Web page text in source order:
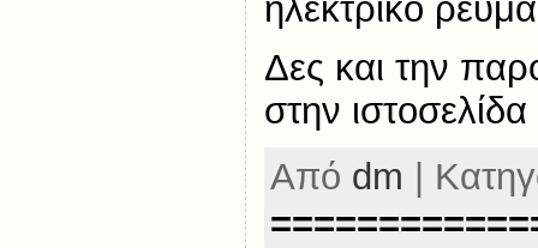
ηλεκτρικό
Δες και την
στην
Από dm |